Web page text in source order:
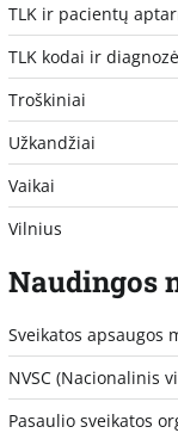
TLK ir pacientų
TLK kodai ir
Troškiniai
Užkandžiai
Vaikai
Vilnius
Naudingos
Sveikatos apsaugos
NVSC (Nacionalinis
Pasaulio sveikatos